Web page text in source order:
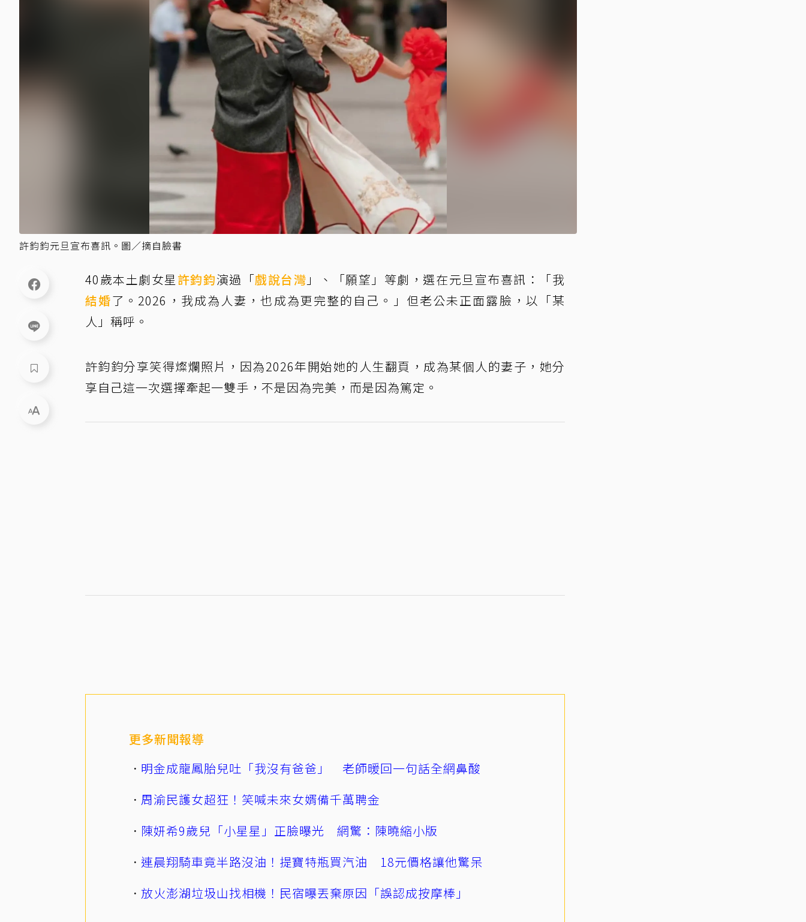
許鈞鈞元旦宣布喜訊。圖／摘自臉書
40歲本土劇女星 許鈞鈞演過「戲說台灣 」、「願望」等劇，選在元旦宣布喜訊：「我
結婚了。2026，我成為人妻，也成為更完整的自己。」但老公未正面露臉，以「某
人」稱呼。
許鈞鈞分享笑得燦爛照片，因為2026年開始她的人生翻頁，成為某個人的妻子，她分
享自己這一次選擇牽起一雙手，不是因為完美，而是因為篤定。
更多新聞報導
明金成龍鳳胎兒吐「我沒有爸爸」 老師暖回一句話全網鼻酸
周渝民護女超狂！笑喊未來女婿備千萬聘金
陳妍希9歲兒「小星星」正臉曝光 網驚：陳曉縮小版
連晨翔騎車竟半路沒油！提寶特瓶買汽油 18元價格讓他驚呆
放火澎湖垃圾山找相機！民宿曝丟棄原因「誤認成按摩棒」